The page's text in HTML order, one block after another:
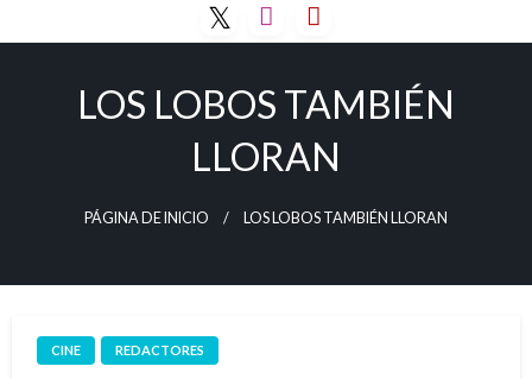
al
LOS LOBOS TAMBIÉN
LLORAN
PÁGINA DE INICIO LOS LOBOS TAMBIÉN LLORAN
CINE REDACTORES